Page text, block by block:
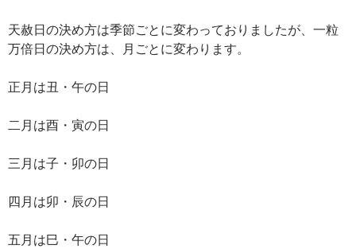
天赦日の決め方は季節ごとに変わっておりましたが、一粒
万倍日の決め方は、月ごとに変わります。
正月は丑・午の日
二月は酉・寅の日
三月は子・卯の日
四月は卯・辰の日
五月は巳・午の日